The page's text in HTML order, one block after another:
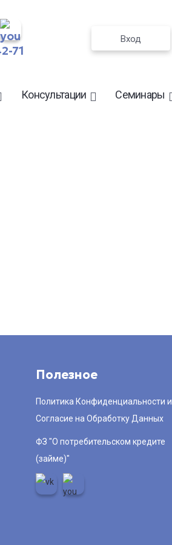
71
Вход
Консультации Семинары
Полезное
Политика Конфиденциальности и
Согласие на Обработку Данных
ФЗ "О потребительском кредите
(займе)"